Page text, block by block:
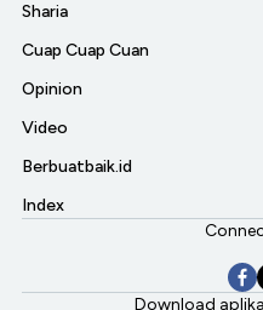
Sharia
Cuap Cuap Cuan
Opinion
Video
Berbuatbaik.id
Index
Download